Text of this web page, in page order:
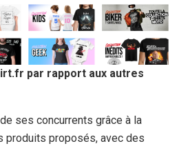
par rapport aux autres
ses concurrents grâce à la
produits proposés, avec des